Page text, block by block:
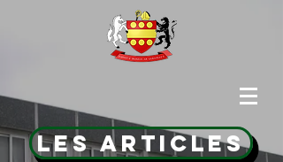
Les articles